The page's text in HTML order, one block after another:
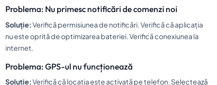
Problema: Nu primesc notificări de comenzi noi
Soluție:Verifică permisiunea de notificări. Verifică că aplicația
nu este oprită de optimizarea bateriei. Verifică conexiunea la
internet.
Problema: GPS-ul nu funcționează
Soluție:Verifică că locația este activată pe telefon. Selectează